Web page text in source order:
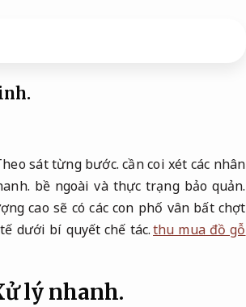
sát từng bước. cần coi xét các nhân
bề ngoài và thực trạng bảo quản.
cao sẽ có các con phố vân bất chợt
dưới bí quyết chế tác.thu mua đồ gỗ
lý nhanh.